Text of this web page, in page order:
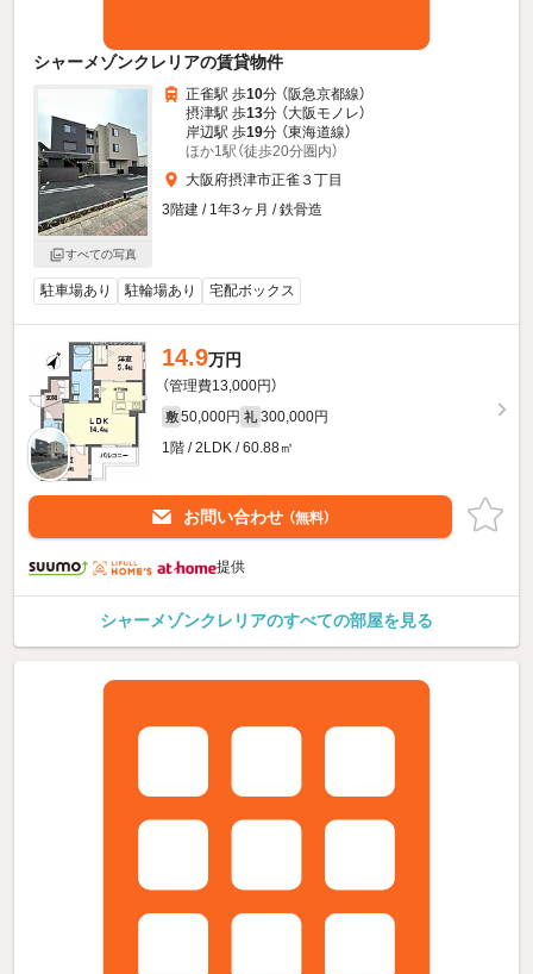
シャーメゾンクレリアの賃貸物件
すべての写真
正雀駅 歩10分 （阪急京都線）
摂津駅 歩13分 （大阪モノレ）
岸辺駅 歩19分 （東海道線）
ほか1駅（徒歩20分圏内）
大阪府摂津市正雀３丁目
3階建 / 1年3ヶ月 / 鉄骨造
駐車場あり 駐輪場あり 宅配ボックス
14.9万円
（管理費13,000円）
敷 50,000円 礼 300,000円
1階 / 2LDK / 60.88㎡
お問い合わせ （無料）
提供
シャーメゾンクレリアのすべての部屋を見る